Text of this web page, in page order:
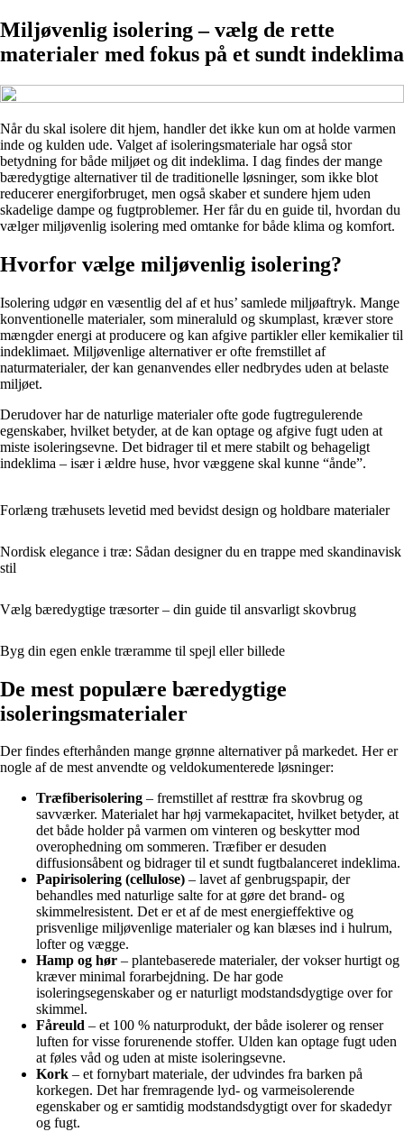
Miljøvenlig isolering – vælg de rette
materialer med fokus på et sundt indeklima
Når du skal isolere dit hjem, handler det ikke kun om at holde varmen
inde og kulden ude. Valget af isoleringsmateriale har også stor
betydning for både miljøet og dit indeklima. I dag findes der mange
bæredygtige alternativer til de traditionelle løsninger, som ikke blot
reducerer energiforbruget, men også skaber et sundere hjem uden
skadelige dampe og fugtproblemer. Her får du en guide til, hvordan du
vælger miljøvenlig isolering med omtanke for både klima og komfort.
Hvorfor vælge miljøvenlig isolering?
Isolering udgør en væsentlig del af et hus’ samlede miljøaftryk. Mange
konventionelle materialer, som mineraluld og skumplast, kræver store
mængder energi at producere og kan afgive partikler eller kemikalier til
indeklimaet. Miljøvenlige alternativer er ofte fremstillet af
naturmaterialer, der kan genanvendes eller nedbrydes uden at belaste
miljøet.
Derudover har de naturlige materialer ofte gode fugtregulerende
egenskaber, hvilket betyder, at de kan optage og afgive fugt uden at
miste isoleringsevne. Det bidrager til et mere stabilt og behageligt
indeklima – især i ældre huse, hvor væggene skal kunne “ånde”.
Forlæng træhusets levetid med bevidst design og holdbare materialer
Nordisk elegance i træ: Sådan designer du en trappe med skandinavisk
stil
Vælg bæredygtige træsorter – din guide til ansvarligt skovbrug
Byg din egen enkle træramme til spejl eller billede
De mest populære bæredygtige
isoleringsmaterialer
Der findes efterhånden mange grønne alternativer på markedet. Her er
nogle af de mest anvendte og veldokumenterede løsninger:
Træfiberisolering – fremstillet af resttræ fra skovbrug og
savværker. Materialet har høj varmekapacitet, hvilket betyder, at
det både holder på varmen om vinteren og beskytter mod
overophedning om sommeren. Træfiber er desuden
diffusionsåbent og bidrager til et sundt fugtbalanceret indeklima.
Papirisolering (cellulose) – lavet af genbrugspapir, der
behandles med naturlige salte for at gøre det brand- og
skimmelresistent. Det er et af de mest energieffektive og
prisvenlige miljøvenlige materialer og kan blæses ind i hulrum,
lofter og vægge.
Hamp og hør – plantebaserede materialer, der vokser hurtigt og
kræver minimal forarbejdning. De har gode
isoleringsegenskaber og er naturligt modstandsdygtige over for
skimmel.
Fåreuld – et 100 % naturprodukt, der både isolerer og renser
luften for visse forurenende stoffer. Ulden kan optage fugt uden
at føles våd og uden at miste isoleringsevne.
Kork – et fornybart materiale, der udvindes fra barken på
korkegen. Det har fremragende lyd- og varmeisolerende
egenskaber og er samtidig modstandsdygtigt over for skadedyr
og fugt.